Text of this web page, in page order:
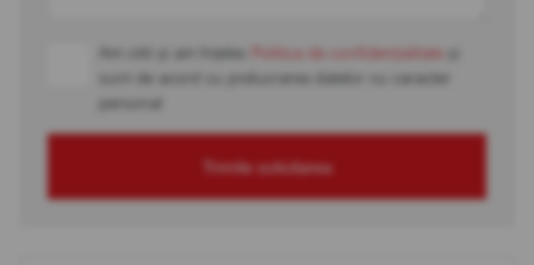
Am citit și am înțeles Politica de confidențialitate
sunt de acord cu prelucrarea datelor cu caracter
personal
Trimite solicitarea